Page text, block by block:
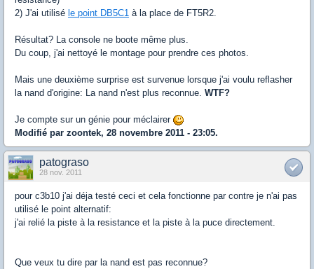
2) J'ai utilisé le point DB5C1 à la place de FT5R2.
Résultat? La console ne boote même plus.
Du coup, j'ai nettoyé le montage pour prendre ces photos.
Mais une deuxième surprise est survenue lorsque j'ai voulu reflasher
la nand d'origine: La nand n'est plus reconnue. WTF?
Je compte sur un génie pour méclairer
Modifié par zoontek, 28 novembre 2011 - 23:05.
patograso
28 nov. 2011
pour c3b10 j'ai déja testé ceci et cela fonctionne par contre je n'ai pas
utilisé le point alternatif:
j'ai relié la piste à la resistance et la piste à la puce directement.
Que veux tu dire par la nand est pas reconnue?